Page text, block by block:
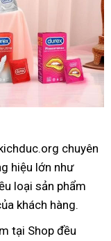
chuyên
hiệu lớn như
loại sản phẩm
khách hàng.
tại Shop đều